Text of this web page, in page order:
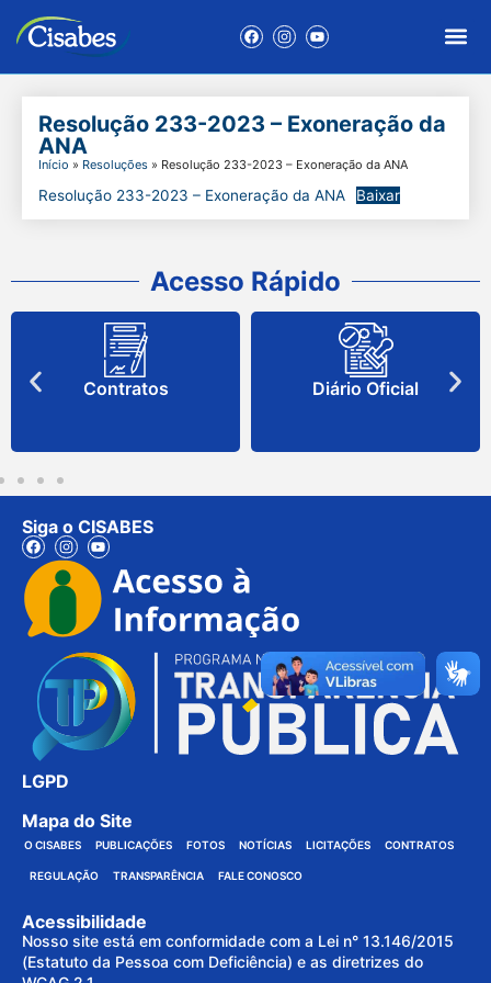
Resolução 233-2023 – Exoneração da
ANA
Início » Resoluções » Resolução 233-2023 – Exoneração da ANA
Resolução 233-2023 – Exoneração da ANA Baixar
Acesso Rápido
Contratos Diário Oficial
Siga o CISABES
LGPD
Mapa do Site
O CISABES PUBLICAÇÕES FOTOS NOTÍCIAS LICITAÇÕES CONTRATOS
REGULAÇÃO TRANSPARÊNCIA FALE CONOSCO
Acessibilidade
Nosso site está em conformidade com a Lei n° 13.146/2015
(Estatuto da Pessoa com Deficiência) e as diretrizes do